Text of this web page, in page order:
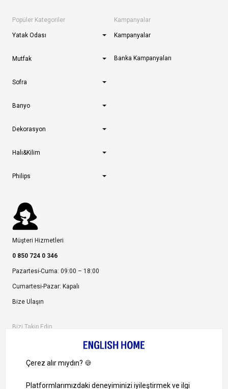
Popüler Kategoriler
Yatak Odası
Mutfak
Sofra
Banyo
Dekorasyon
Halı&Kilim
Philips
Kampanyalar
Kampanyalar
Banka Kampanyaları
Müşteri Hizmetleri
0 850 724 0 346
Pazartesi-Cuma: 09:00 – 18:00
Cumartesi-Pazar: Kapalı
Bize Ulaşın
Bizi Takip Edin
1000 TL ve Üzeri Alışverişlerinizde Kargo Bedava!